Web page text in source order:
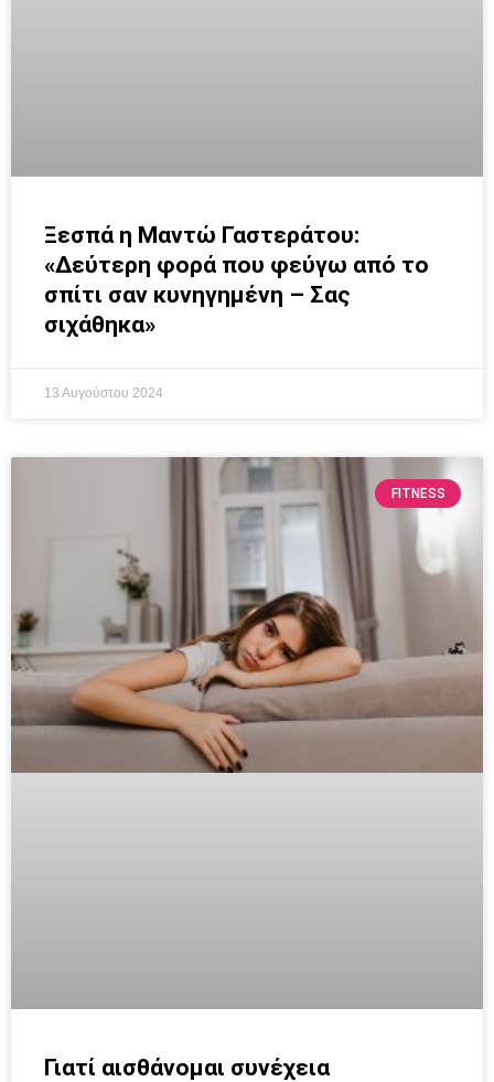
Ξεσπά η Μαντώ Γαστεράτου:
«Δεύτερη φορά που φεύγω από το
σπίτι σαν κυνηγημένη – Σας
σιχάθηκα»
13 Αυγούστου 2024
FITNESS
Γιατί αισθάνομαι συνέχεια